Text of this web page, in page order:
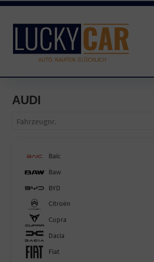
AUDI
Fahrzeugnr.
Baic
Baw
BYD
Citroën
Cupra
Dacia
Fiat